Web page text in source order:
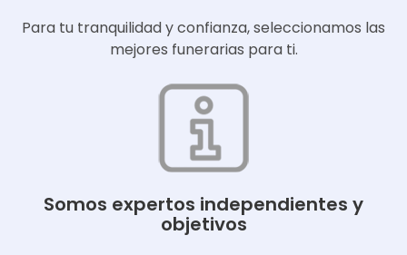
Para tu tranquilidad y confianza, seleccionamos las
mejores funerarias para ti.
Somos expertos independientes y
objetivos